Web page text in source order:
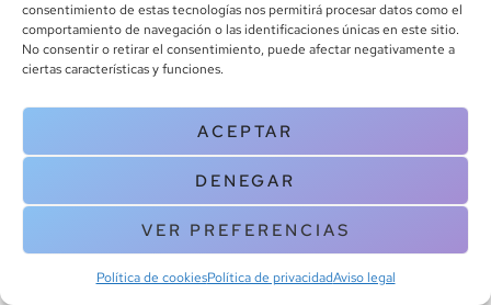
consentimiento de estas tecnologías nos permitirá procesar datos como el
comportamiento de navegación o las identificaciones únicas en este sitio.
No consentir o retirar el consentimiento, puede afectar negativamente a
ciertas características y funciones.
ACEPTAR
DENEGAR
VER PREFERENCIAS
Política de cookiesPolítica de privacidadAviso legal
info@canoalibros.com
pedidos@canoalibros.com
+34 934 242 391
CONTACTO
Copyright © 2025 Canoa Libros. All Rights Reserved |
cookies
| Aviso legal